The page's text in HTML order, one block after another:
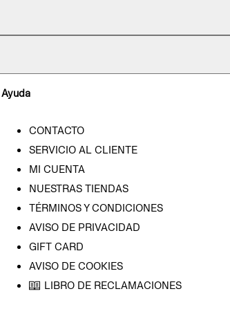
Ayuda
CONTACTO
SERVICIO AL CLIENTE
MI CUENTA
NUESTRAS TIENDAS
TÉRMINOS Y CONDICIONES
AVISO DE PRIVACIDAD
GIFT CARD
AVISO DE COOKIES
LIBRO DE RECLAMACIONES